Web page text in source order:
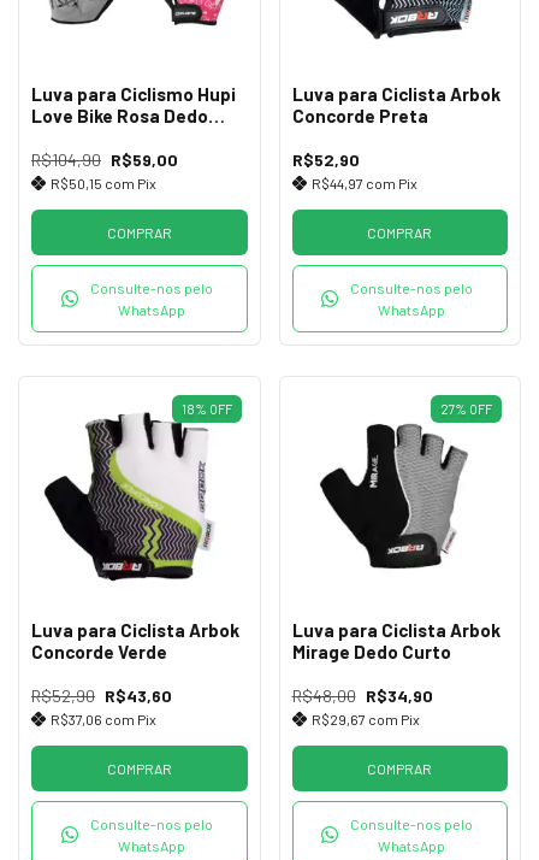
Luva para Ciclismo Hupi
Love Bike Rosa Dedo
R$104,90 R$59,00
R$50,15 com Pix
COMPRAR
Consulte-nos pelo
WhatsApp
Luva para Ciclista Arbok
Concorde Preta
R$52,90
R$44,97 com Pix
COMPRAR
Consulte-nos pelo
WhatsApp
18% OFF
Luva para Ciclista Arbok
Concorde Verde
R$52,90 R$43,60
R$37,06 com Pix
COMPRAR
Consulte-nos pelo
WhatsApp
27% OFF
Luva para Ciclista Arbok
Mirage Dedo Curto
R$48,00 R$34,90
R$29,67 com Pix
COMPRAR
Consulte-nos pelo
WhatsApp